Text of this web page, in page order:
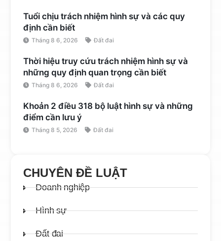
Tuổi chịu trách nhiệm hình sự và các quy
định cần biết
Tháng 8 6, 2026 Đất đai
Thời hiệu truy cứu trách nhiệm hình sự và
những quy định quan trọng cần biết
Tháng 8 6, 2026 Đất đai
Khoản 2 điều 318 bộ luật hình sự và những
điểm cần lưu ý
Tháng 8 5, 2026 Đất đai
CHUYÊN ĐỀ LUẬT
Doanh nghiệp
Hình sự
Đất đai